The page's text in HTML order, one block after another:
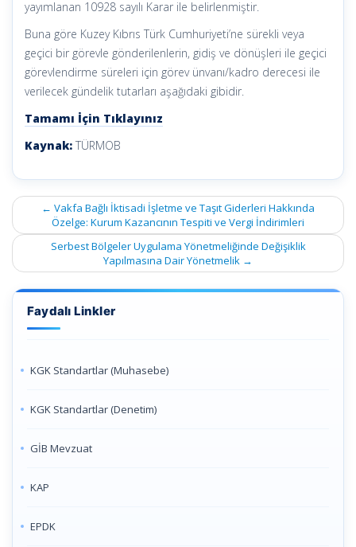
yayımlanan 10928 sayılı Karar ile belirlenmiştir.
Buna göre Kuzey Kıbrıs Türk Cumhuriyeti’ne sürekli veya
geçici bir görevle gönderilenlerin, gidiş ve dönüşleri ile geçici
görevlendirme süreleri için görev ünvanı/kadro derecesi ile
verilecek gündelik tutarları aşağıdaki gibidir.
Tamamı İçin Tıklayınız
Kaynak: TÜRMOB
Post
navigation
← Vakfa Bağlı İktisadi İşletme ve Taşıt Giderleri Hakkında
Özelge: Kurum Kazancının Tespiti ve Vergi İndirimleri
Serbest Bölgeler Uygulama Yönetmeliğinde Değişiklik
Yapılmasına Dair Yönetmelik →
Faydalı Linkler
KGK Standartlar (Muhasebe)
KGK Standartlar (Denetim)
GİB Mevzuat
KAP
EPDK